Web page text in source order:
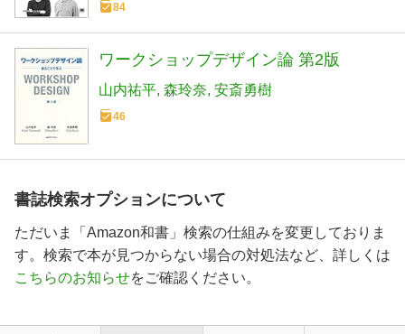
84
ワークショップデザイン論 第2版
山内祐平 森玲奈 安斎勇樹
46
書誌検索オプションについて
ただいま「Amazon和書」検索の仕組みを変更しておりま
す。検索で本が見つからない場合の対処法など、詳しくは
こちらのお知らせをご確認ください。